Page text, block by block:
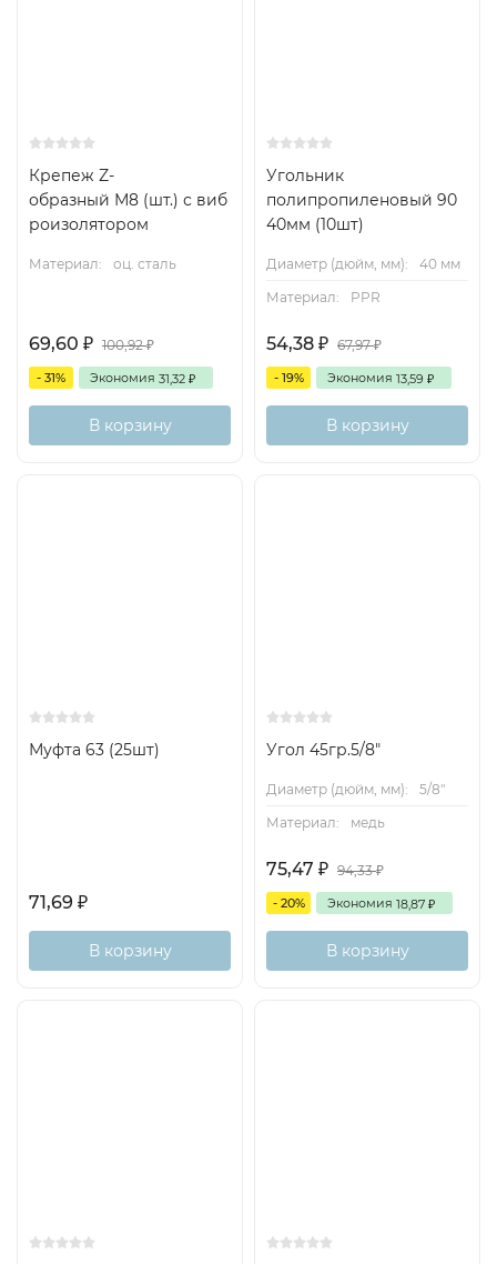
Крепеж Z-
образный М8 (шт.) с виб
роизолятором
Материал: оц. сталь
69,60 ₽ 100,92₽
- 31% Экономия 31,32 ₽
В корзину
Угольник
полипропиленовый 90
40мм (10шт)
Диаметр (дюйм, мм):
40 мм
Материал:
PPR
54,38 ₽ 67,97₽
- 19% Экономия 13,59 ₽
В корзину
Муфта 63 (25шт)
71,69 ₽
В корзину
Угол 45гр.5/8"
Диаметр (дюйм, мм):
5/8"
Материал:
медь
75,47 ₽ 94,33₽
- 20% Экономия 18,87 ₽
В корзину